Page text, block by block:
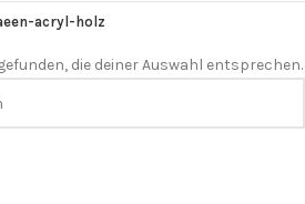
acryl-holz
die deiner Auswahl entsprechen.